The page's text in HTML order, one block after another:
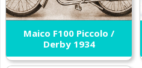
Maico F100 Piccolo /
Derby 1934